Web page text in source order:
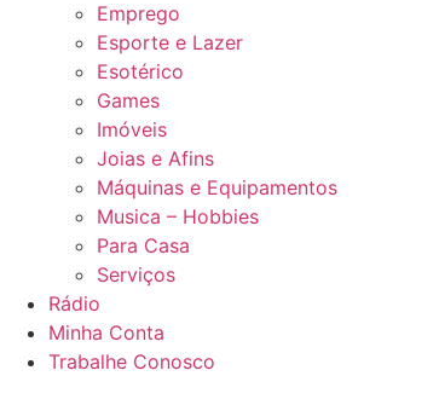
Emprego
Esporte e Lazer
Esotérico
Games
Imóveis
Joias e Afins
Máquinas e Equipamentos
Musica – Hobbies
Para Casa
Serviços
Rádio
Minha Conta
Trabalhe Conosco